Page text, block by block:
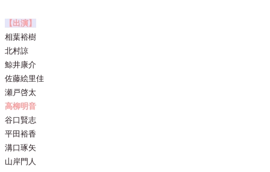
【出演】
相葉裕樹
北村諒
鯨井康介
佐藤絵里佳
瀬戸啓太
高柳明音
谷口賢志
平田裕香
溝口琢矢
山岸門人